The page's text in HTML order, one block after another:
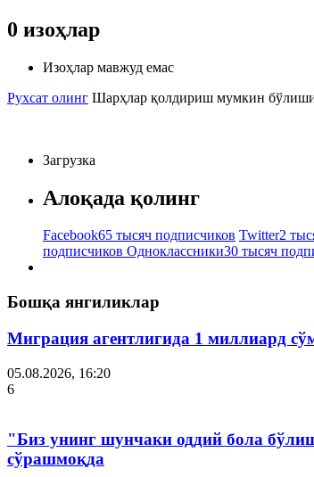
0 изоҳлар
Изоҳлар мавжуд емас
Рухсат олинг Шарҳлар қолдириш мумкин
Загрузка
Алоқада қолинг
Facebook65 тысяч подписчиков Twitter2
подписчиков Одноклассники30 тысяч
Бошқа янгиликлар
Миграция агентлигида 1 миллиард
05.08.2026, 16:20
6
"Биз унинг шунчаки оддий бола
сўрашмоқда